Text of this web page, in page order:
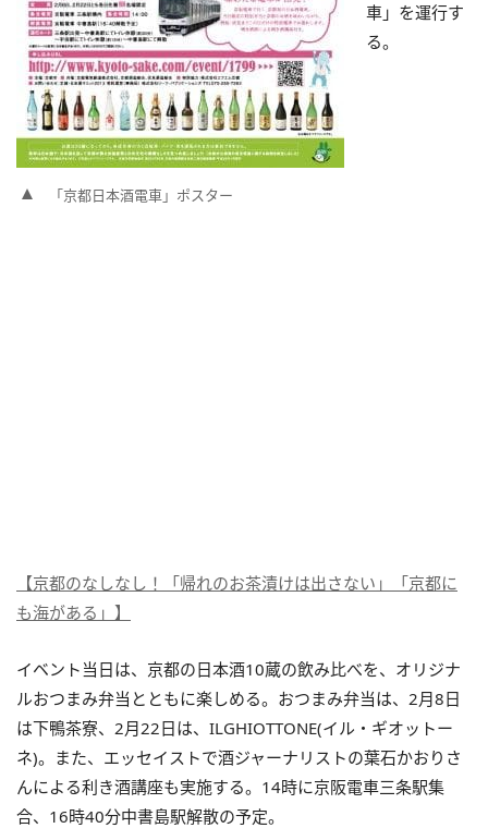
「京都日本酒電車」ポスター
車」を運行す
る。
【京都のなしなし！「帰れのお茶漬けは出さない」「京都に
も海がある」】
イベント当日は、京都の日本酒10蔵の飲み比べを、オリジナ
ルおつまみ弁当とともに楽しめる。おつまみ弁当は、2月8日
は下鴨茶寮、2月22日は、ILGHIOTTONE(イル・ギオットー
ネ)。また、エッセイストで酒ジャーナリストの葉石かおりさ
んによる利き酒講座も実施する。14時に京阪電車三条駅集
合、16時40分中書島駅解散の予定。